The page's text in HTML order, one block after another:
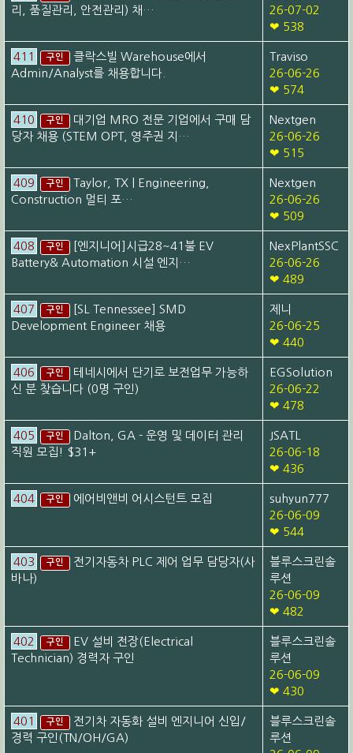
리, 품질관리, 안전관리) 채…
26-07-02
❤ 538
411 구인
클락스빌 Warehouse에서
Admin/Analyst를 채용합니다.
Traviso
26-06-26
❤ 574
410 구인
대기업 MRO 전문 기업에서 구매 담
당자 채용 (STEM OPT, 영주권 지…
Nextgen
26-06-26
❤ 515
409 구인
Taylor, TX | Engineering,
Construction 멀티 포…
Nextgen
26-06-26
❤ 509
408 구인
[엔지니어]시급28~41불 EV
Battery& Automation 시설 엔지…
NexPlantSSC
26-06-26
❤ 489
407 구인
[SL Tennessee] SMD
Development Engineer 채용
제니
26-06-25
❤ 440
406 구인
테네시에서 단기로 보전업무 가능하
신 분 찾습니다 (0명 구인)
EGSolution
26-06-22
❤ 478
405 구인
Dalton, GA - 운영 및 데이터 관리
직원 모집! $31+
JSATL
26-06-18
❤ 436
404 구인 에어비앤비 어시스턴트 모집
suhyun777
26-06-09
❤ 544
403 구인
전기자동차 PLC 제어 업무 담당자(사
바나)
블루스크린솔
루션
26-06-09
❤ 482
402 구인
EV 설비 전장(Electrical
Technician) 경력자 구인
블루스크린솔
루션
26-06-09
❤ 430
401 구인
전기차 자동화 설비 엔지니어 신입/
경력 구인(TN/OH/GA)
블루스크린솔
루션